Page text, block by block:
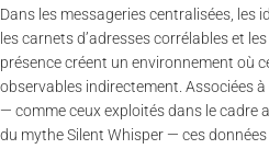
Dans les messageries centralisées, les
les carnets d’adresses corrélables et
présence créent un environnement où
observables indirectement. Associées
— comme ceux exploités dans le cadre
du mythe Silent Whisper — ces